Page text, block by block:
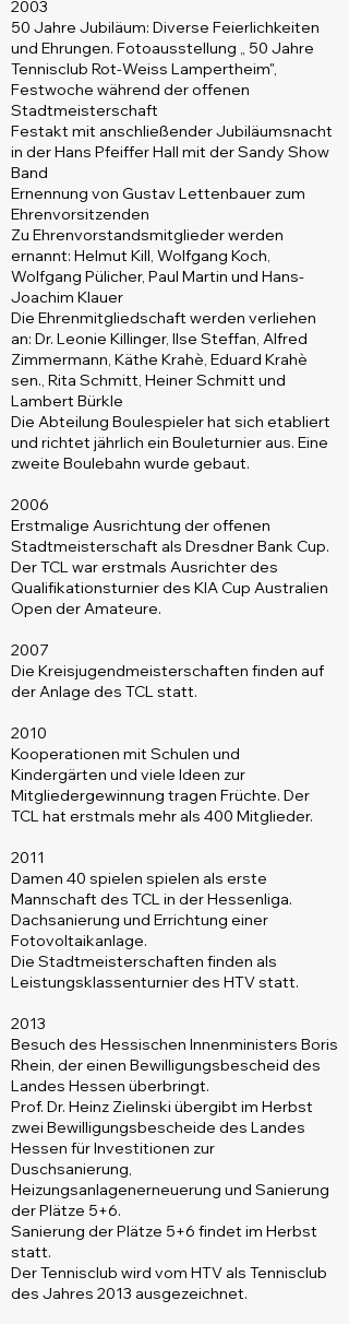
2003
50 Jahre Jubiläum: Diverse Feierlichkeiten
und Ehrungen. Fotoausstellung „ 50 Jahre
Tennisclub Rot-Weiss Lampertheim",
Festwoche während der offenen
Stadtmeisterschaft
Festakt mit anschließender Jubiläumsnacht
in der Hans Pfeiffer Hall mit der Sandy Show
Band
Ernennung von Gustav Lettenbauer zum
Ehrenvorsitzenden
Zu Ehrenvorstandsmitglieder werden
ernannt: Helmut Kill, Wolfgang Koch,
Wolfgang Pülicher, Paul Martin und Hans-
Joachim Klauer
Die Ehrenmitgliedschaft werden verliehen
an: Dr. Leonie Killinger, Ilse Steffan, Alfred
Zimmermann, Käthe Krahè, Eduard Krahè
sen., Rita Schmitt, Heiner Schmitt und
Lambert Bürkle
Die Abteilung Boulespieler hat sich etabliert
und richtet jährlich ein Bouleturnier aus. Eine
zweite Boulebahn wurde gebaut.
2006
Erstmalige Ausrichtung der offenen
Stadtmeisterschaft als Dresdner Bank Cup.
Der TCL war erstmals Ausrichter des
Qualifikationsturnier des KIA Cup Australien
Open der Amateure.
2007
Die Kreisjugendmeisterschaften finden auf
der Anlage des TCL statt.
2010
Kooperationen mit Schulen und
Kindergärten und viele Ideen zur
Mitgliedergewinnung tragen Früchte. Der
TCL hat erstmals mehr als 400 Mitglieder.
2011
Damen 40 spielen spielen als erste
Mannschaft des TCL in der Hessenliga.
Dachsanierung und Errichtung einer
Fotovoltaikanlage.
Die Stadtmeisterschaften finden als
Leistungsklassenturnier des HTV statt.
2013
Besuch des Hessischen Innenministers Boris
Rhein, der einen Bewilligungsbescheid des
Landes Hessen überbringt.
Prof. Dr. Heinz Zielinski übergibt im Herbst
zwei Bewilligungsbescheide des Landes
Hessen für Investitionen zur
Duschsanierung,
Heizungsanlagenerneuerung und Sanierung
der Plätze 5+6.
Sanierung der Plätze 5+6 findet im Herbst
statt.
Der Tennisclub wird vom HTV als Tennisclub
des Jahres 2013 ausgezeichnet.